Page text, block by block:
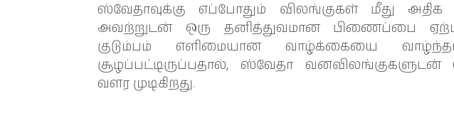
ஸ்வேதாவுக்கு எப்போதும் விலங்குகள் மீது
அவற்றுடன் ஒரு தனித்துவமான பிணைப்பை
குடும்பம் எளிமையான வாழ்க்கையை
சூழப்பட்டிருப்பதால், ஸ்வேதா வனவிலங்குகளுடன்
வளர முடிகிறது.